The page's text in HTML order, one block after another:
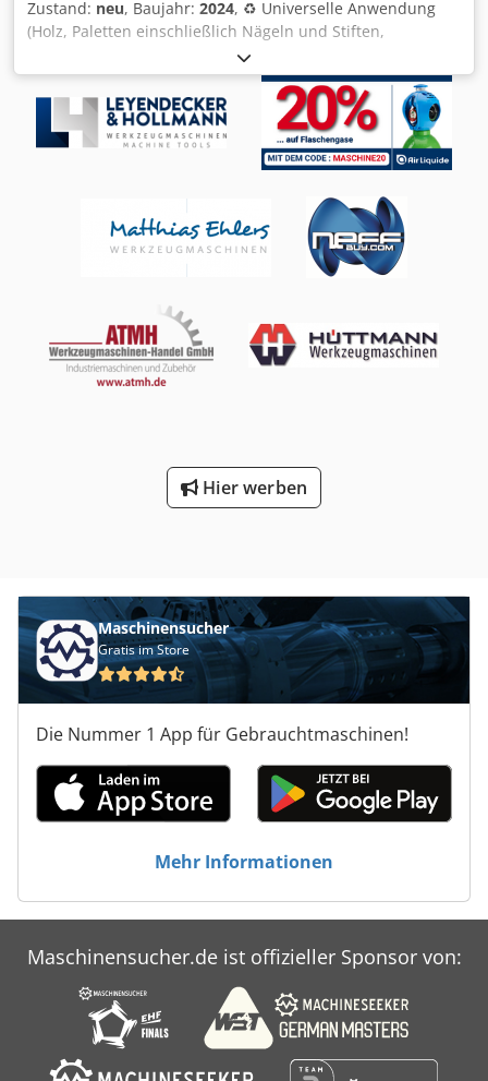
Zustand: neu, Baujahr: 2024, ♻ Universelle Anwendung
(Holz, Paletten einschließlich Nägeln und Stiften,
Holzfaserplatten und Reststücke, Furniere, MDF-Platten,
Plastik,…) ✔ Motorleistung: 18,5 kW Dcodoiq U A Sopfx
Ahtjk ✔ Rotorlänge: 550 mm ✔ Durchmesser des Rotors:
260 mm ✔ Rotordrehzahl: 80-120 rpm ✔ Anzahl des
Schneidmesser: 14 ✔ Granulation: 10-30 mm ✔ Kapazität:
bis zu 4 m3/h* ✔ Absauganschluss: 160 mm ✔ Material:
Füllöfnung: 939 x 567 mm ✔ Dimensionen L/B/H:
1,88/1,12/1,67 m ✔ Gewicht: 1250 kg 2 Jahre Garantie oder
2000 Arbeitsstunden
Hier werben
Maschinensucher
Gratis im Store
Die Nummer 1 App für Gebrauchtmaschinen!
Mehr Informationen
Maschinensucher.de ist offizieller Sponsor von: